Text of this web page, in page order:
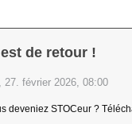
de retour !
27. février 2026, 08:00
deveniez STOCeur ?